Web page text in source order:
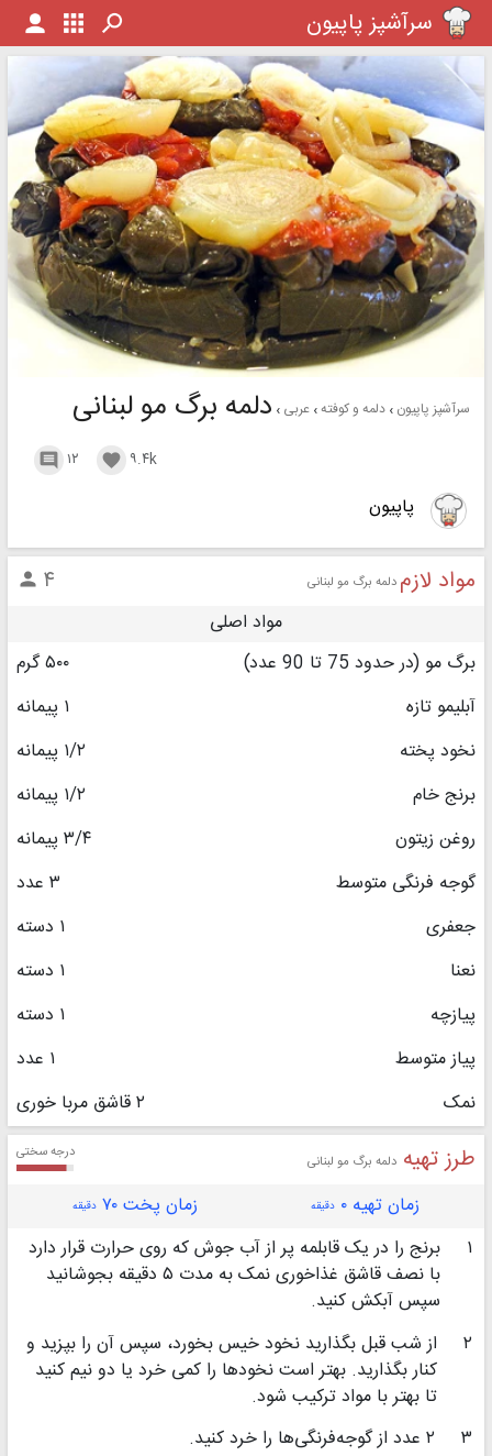
سرآشپز پاپیون
سرآشپز پاپیون دلمه و کوفته عربی دلمه برگ مو لبنانی
۱۲  ۹.۴k 
پاپیون
مواد لازم دلمه برگ مو لبنانی ۴ 
مواد اصلی
برگ مو (در حدود 75 تا 90 عدد)
۵۰۰ گرم
آبلیمو تازه
۱ پیمانه
نخود پخته
۱/۲ پیمانه
برنج خام
۱/۲ پیمانه
روغن زیتون
۳/۴ پیمانه
گوجه فرنگی متوسط
۳ عدد
جعفری
۱ دسته
نعنا
۱ دسته
پیازچه
۱ دسته
پیاز متوسط
۱ عدد
نمک
۲ قاشق مربا خوری
طرز تهیه دلمه برگ مو لبنانی درجه سختی
زمان تهیه ۰ دقیقه زمان پخت ۷۰ دقیقه
۱
برنج را در یک قابلمه پر از آب جوش که روی حرارت قرار دارد
با نصف قاشق غذاخوری نمک به مدت ۵ دقیقه بجوشانید
سپس آبکش کنید.
۲
از شب قبل بگذارید نخود خیس بخورد، سپس آن را بپزید و
کنار بگذارید. بهتر است نخودها را کمی خرد یا دو نیم کنید
تا بهتر با مواد ترکیب شود.
۳
۲ عدد از گوجه‌فرنگی‌ها را خرد کنید.